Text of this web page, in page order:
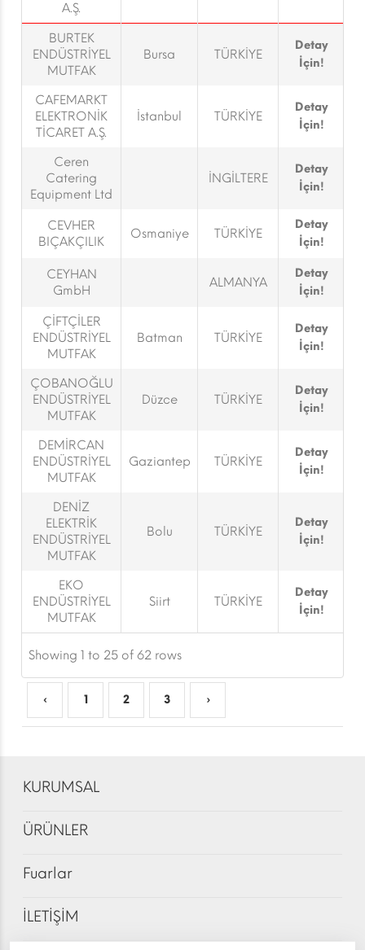
A.Ş.
BURTEK
ENDÜSTRİYEL
MUTFAK
Bursa TÜRKİYE
Detay
İçin!
CAFEMARKT
ELEKTRONİK
TİCARET A.Ş.
İstanbul TÜRKİYE
Detay
İçin!
Ceren
Catering
Equipment Ltd
İNGİLTERE
Detay
İçin!
CEVHER
BIÇAKÇILIK
Osmaniye TÜRKİYE
Detay
İçin!
CEYHAN
GmbH
ALMANYA
Detay
İçin!
ÇİFTÇİLER
ENDÜSTRİYEL
MUTFAK
Batman TÜRKİYE
Detay
İçin!
ÇOBANOĞLU
ENDÜSTRİYEL
MUTFAK
Düzce TÜRKİYE
Detay
İçin!
DEMİRCAN
ENDÜSTRİYEL
MUTFAK
Gaziantep TÜRKİYE
Detay
İçin!
DENİZ
ELEKTRİK
ENDÜSTRİYEL
MUTFAK
Bolu TÜRKİYE
Detay
İçin!
EKO
ENDÜSTRİYEL
MUTFAK
Siirt TÜRKİYE
Detay
İçin!
Showing 1 to 25 of 62 rows
‹ 1 2 3 ›
KURUMSAL
ÜRÜNLER
Fuarlar
İLETİŞİM